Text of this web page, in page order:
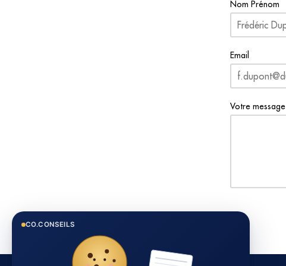
Nom Prénom
Email
Votre message
CO.CONSEILS